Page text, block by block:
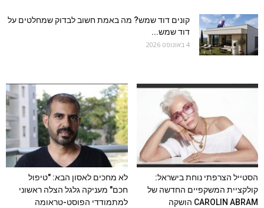
קונים דוד שמש? מה באמת חשוב לבדוק שמחלטים על
דוד שמש...
4 באוגוסט 2026
הסטייל הצרפתי נוחת בישראל:
קולקציית המשקפיים החדשה של
CAROLIN ABRAM הושקה
לא מחכים לאסון הבא: "טיפול
חכם" מעניקה גלגל הצלה ראשוני
למתמודדי הפוסט-טראומה